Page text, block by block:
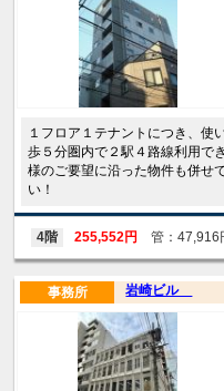
１フロア１テナントにつき、使
歩５分圏内で２駅４路線利用
様のご要望に沿った物件も併せ
い！
4階 255,552円 管：47,916
岩崎ビル
事務所